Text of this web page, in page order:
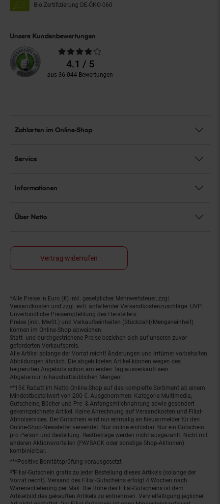
Bio Zertifizierung DE-ÖKO-060
Unsere Kundenbewertungen
Durchschnittliche
Bewertungen4.1 / 5
aus 36.044 Bewertungen
Zahlarten im Online-Shop
Service
Informationen
Über Netto
Vertrag widerrufen
Fußnoten
*Alle Preise in Euro (€) inkl. gesetzlicher Mehrwertsteuer, zzgl.
Versandkosten und zzgl. evtl. anfallender Versandkostenzuschläge. UVP:
Unverbindliche Preisempfehlung des Herstellers.
Preise (inkl. MwSt.) und Verkaufseinheiten (Stückzahl/Mengeneinheit)
können im Online-Shop abweichen.
Statt- und durchgestrichene Preise beziehen sich auf unseren zuvor
geforderten Verkaufspreis.
Alle Artikel solange der Vorrat reicht! Änderungen und Irrtümer vorbehalten.
Abbildungen ähnlich. Die abgebildeten Artikel können wegen des
begrenzten Angebots schon am ersten Tag ausverkauft sein.
Abgabe nur in haushaltsüblichen Mengen!
**15€ Rabatt im Netto Online-Shop auf das komplette Sortiment ab einem
Mindestbestellwert von 200 €. Ausgenommen: Kategorie Multimedia,
Gutscheine, Bücher und Pre- & Anfangsmilchnahrung sowie gesondert
gekennzeichnete Artikel. Keine Anrechnung auf Versandkosten und Filial-
Abholservices. Der Gutschein wird nur einmalig an Neuanmelder für den
Online-Shop-Newsletter versendet. Nur online einlösbar. Nur ein Gutschein
pro Person und Bestellung. Restbeträge werden nicht ausgezahlt. Nicht mit
anderen Aktionsvorteilen (PAYBACK oder sonstige Shop-Aktionen)
kombinierbar.
***Positive Bonitätsprüfung vorausgesetzt
²⁰Filial-Gutschein gratis zu jeder Bestellung dieses Artikels (solange der
Vorrat reicht). Versand des Filial-Gutscheins erfolgt 4 Wochen nach
Warenanlieferung per Mail. Die Höhe des Filial-Gutscheins ist dem
Artikelbild des gekauften Artikels zu entnehmen. Vervielfältigung jeglicher